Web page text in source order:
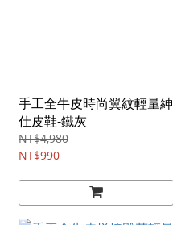
手工全牛皮時尚翼紋輕量紳
仕皮鞋-鐵灰
NT$4,980
NT$990